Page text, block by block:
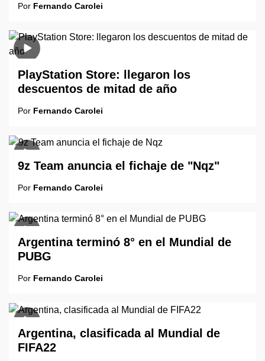
Por Fernando Carolei
PlayStation Store: llegaron los
descuentos de mitad de año
Por Fernando Carolei
9z Team anuncia el fichaje de "Nqz"
Por Fernando Carolei
Argentina terminó 8° en el Mundial de
PUBG
Por Fernando Carolei
Argentina, clasificada al Mundial de
FIFA22